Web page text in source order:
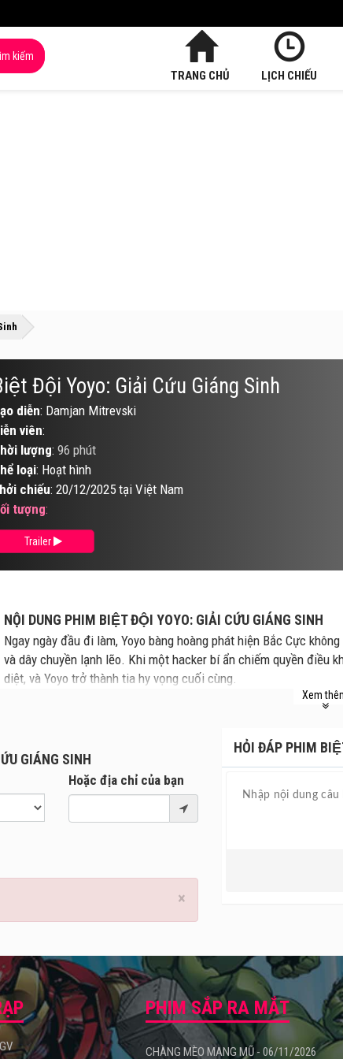
kiếm
TRANG CHỦ LỊCH CHIẾU
»»
NỘI DUNG PHIM BIỆT ĐỘI YOYO: GIẢI CỨU GIÁNG SINH
Ngay ngày đầu đi làm, Yoyo bàng hoàng phát hiện Bắc Cực
và dây chuyền lạnh lẽo. Khi một hacker bí ẩn chiếm quyền điều
diệt, và Yoyo trở thành tia hy vọng cuối cùng.
Cùng biệt đội của mình, cậu lao vào cuộc hành trình tìm lại ông
lầm là một bài học. Và chính trong hành trình ấy, Yoyo nhận ra
tin sâu thẳm trong lòng mỗi người.
Xem
Đội Yoyo: Giải Cứu Giáng Sinh
diễn: Damjan Mitrevski
viên:
lượng: 96 phút
loại: Hoạt hình
chiếu: 20/12/2025 tại Việt Nam
tượng:
Trailer
GIÁNG SINH
Hoặc địa chỉ của bạn
×
HỎI ĐÁP PHIM
PHIM SẮP RA MẮT
CHÀNG MÈO MANG MŨ - 06/11/2026